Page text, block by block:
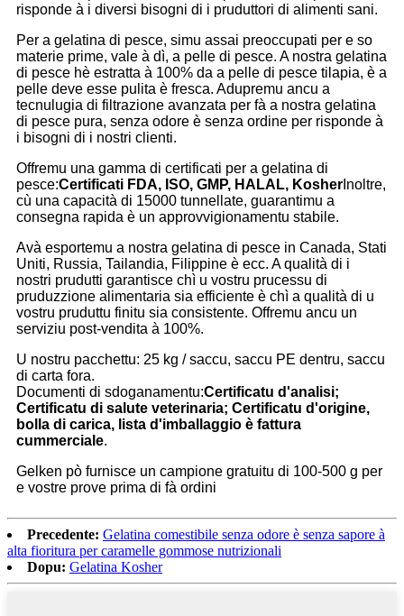
risponde à i diversi bisogni di i pruduttori di alimenti sani.
Per a gelatina di pesce, simu assai preoccupati per e so
materie prime, vale à dì, a pelle di pesce. A nostra gelatina
di pesce hè estratta à 100% da a pelle di pesce tilapia, è a
pelle deve esse pulita è fresca. Adupremu ancu a
tecnulugia di filtrazione avanzata per fà a nostra gelatina
di pesce pura, senza odore è senza ordine per risponde à
i bisogni di i nostri clienti.
Offremu una gamma di certificati per a gelatina di
pesce:Certificati FDA, ISO, GMP, HALAL, Kosher Inoltre,
cù una capacità di 15000 tunnellate, guarantimu a
consegna rapida è un approvvigionamentu stabile.
Avà esportemu a nostra gelatina di pesce in Canada, Stati
Uniti, Russia, Tailandia, Filippine è ecc. A qualità di i
nostri prudutti garantisce chì u vostru prucessu di
pruduzzione alimentaria sia efficiente è chì a qualità di u
vostru pruduttu finitu sia consistente. Offremu ancu un
serviziu post-vendita à 100%.
U nostru pacchettu: 25 kg / saccu, saccu PE dentru, saccu
di carta fora.
Documenti di sdoganamentu:Certificatu d'analisi;
Certificatu di salute veterinaria; Certificatu d'origine,
bolla di carica, lista d'imballaggio è fattura
cummerciale.
Gelken pò furnisce un campione gratuitu di 100-500 g per
e vostre prove prima di fà ordini
Precedente: Gelatina comestibile senza odore è senza sapore à
alta fioritura per caramelle gommose nutrizionali
Dopu: Gelatina Kosher